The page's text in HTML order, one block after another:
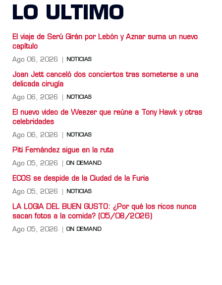
LO ULTIMO
El viaje de Serú Girán por Lebón y Aznar suma un nuevo
capítulo
Ago 06, 2026 NOTICIAS
Joan Jett canceló dos conciertos tras someterse a una
delicada cirugía
Ago 06, 2026 NOTICIAS
El nuevo video de Weezer que reúne a Tony Hawk y otras
celebridades
Ago 06, 2026 NOTICIAS
Piti Fernández sigue en la ruta
Ago 05, 2026 ON DEMAND
ECOS se despide de la Ciudad de la Furia
Ago 05, 2026 NOTICIAS
LA LOGIA DEL BUEN GUSTO: ¿Por qué los ricos nunca
sacan fotos a la comida? (05/08/2026)
Ago 05, 2026 ON DEMAND